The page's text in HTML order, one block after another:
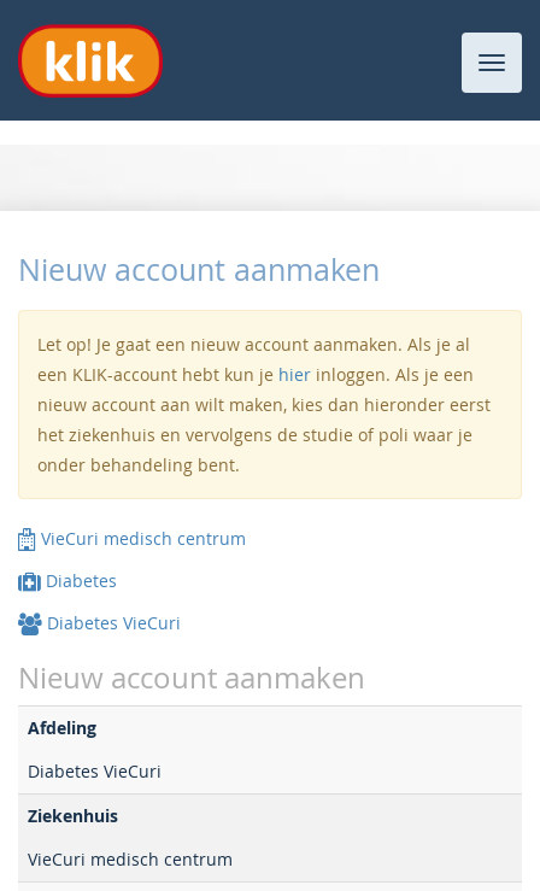
Nieuw account aanmaken
Let op! Je gaat een nieuw account aanmaken. Als je al
een KLIK-account hebt kun je hier inloggen. Als je een
nieuw account aan wilt maken, kies dan hieronder eerst
het ziekenhuis en vervolgens de studie of poli waar je
onder behandeling bent.
VieCuri medisch centrum
Diabetes
Diabetes VieCuri
Nieuw account aanmaken
Afdeling
Diabetes VieCuri
Ziekenhuis
VieCuri medisch centrum